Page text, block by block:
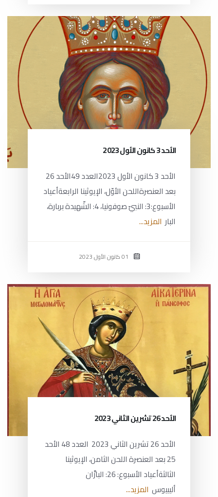
الأحد 3 كانون الأول 2023
الأحد 3 كانون الأول 2023العدد 49الأحد 26
بعد العنصرةاللحن الأوّل، الإيوثينا الرابعةأعياد
الأسبوع:3: النبيّ صوفونيا، 4: الشّهيدة بربارة،
البار المزيد...
الأحد 26 تشرين الثاني 2023
الأحد 26 تشرين الثاني 2023 العدد 48 الأحد
25 بعد العنصرة اللحن الثامن، الإيوثينا
الثالثةأعياد الأسبوع: 26: البارَّان
أليبيوس المزيد...